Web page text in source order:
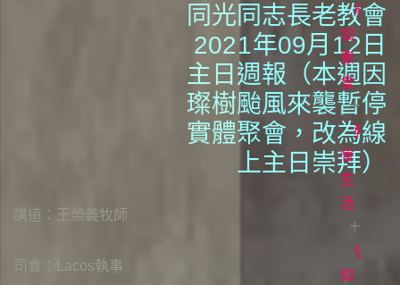
同
光
簡
史
組
織
架
構
仰
告
白
參
加
聚
會
教
會
週
報
日
直
教
會
生
活
道
信
仰
同光同志長老教會
2021年09月 12日
主日週報（本週因
璨樹颱風來襲暫停
實體聚會，改為線
上主日崇拜）
講道：王榮義牧師
司會：Lacos執事